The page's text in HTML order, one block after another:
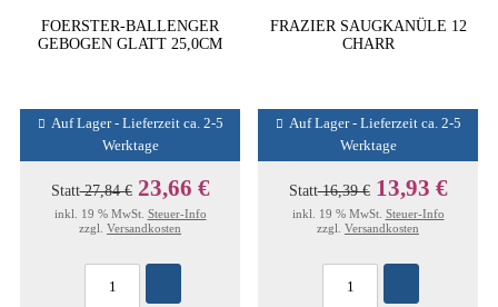
FOERSTER-BALLENGER
GEBOGEN GLATT 25,0CM
Auf Lager - Lieferzeit ca. 2-5
Werktage
Statt27,84 € 23,66 €
inkl. 19 % MwSt. Steuer-Info
zzgl. Versandkosten
FRAZIER SAUGKANÜLE 12
CHARR
Auf Lager - Lieferzeit ca. 2-5
Werktage
Statt16,39 € 13,93 €
inkl. 19 % MwSt. Steuer-Info
zzgl. Versandkosten